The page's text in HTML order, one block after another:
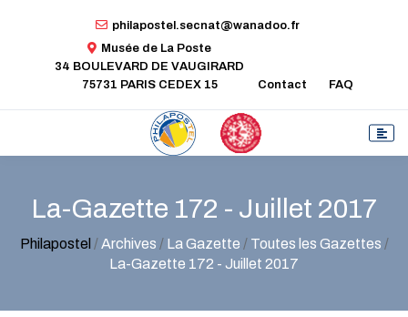
philapostel.secnat@wanadoo.fr
Musée de La Poste
34 BOULEVARD DE VAUGIRARD
75731 PARIS CEDEX 15
Contact FAQ
La-Gazette 172 - Juillet 2017
Philapostel /Archives / La Gazette / Toutes les Gazettes /
La-Gazette 172 - Juillet 2017